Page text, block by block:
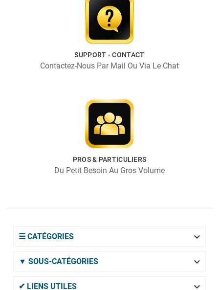
SUPPORT - CONTACT
Contactez-Nous Par Mail Ou Via Le Chat
PROS & PARTICULIERS
Du Petit Besoin Au Gros Volume
☰ CATÉGORIES 
▼ SOUS-CATÉGORIES 
✔ LIENS UTILES 